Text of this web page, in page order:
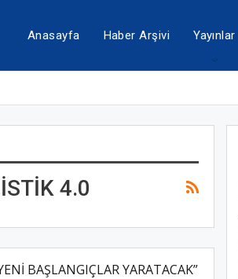
Anasayfa Haber Arşivi Yayınlar
4.0
BAŞLANGIÇLAR YARATACAK”